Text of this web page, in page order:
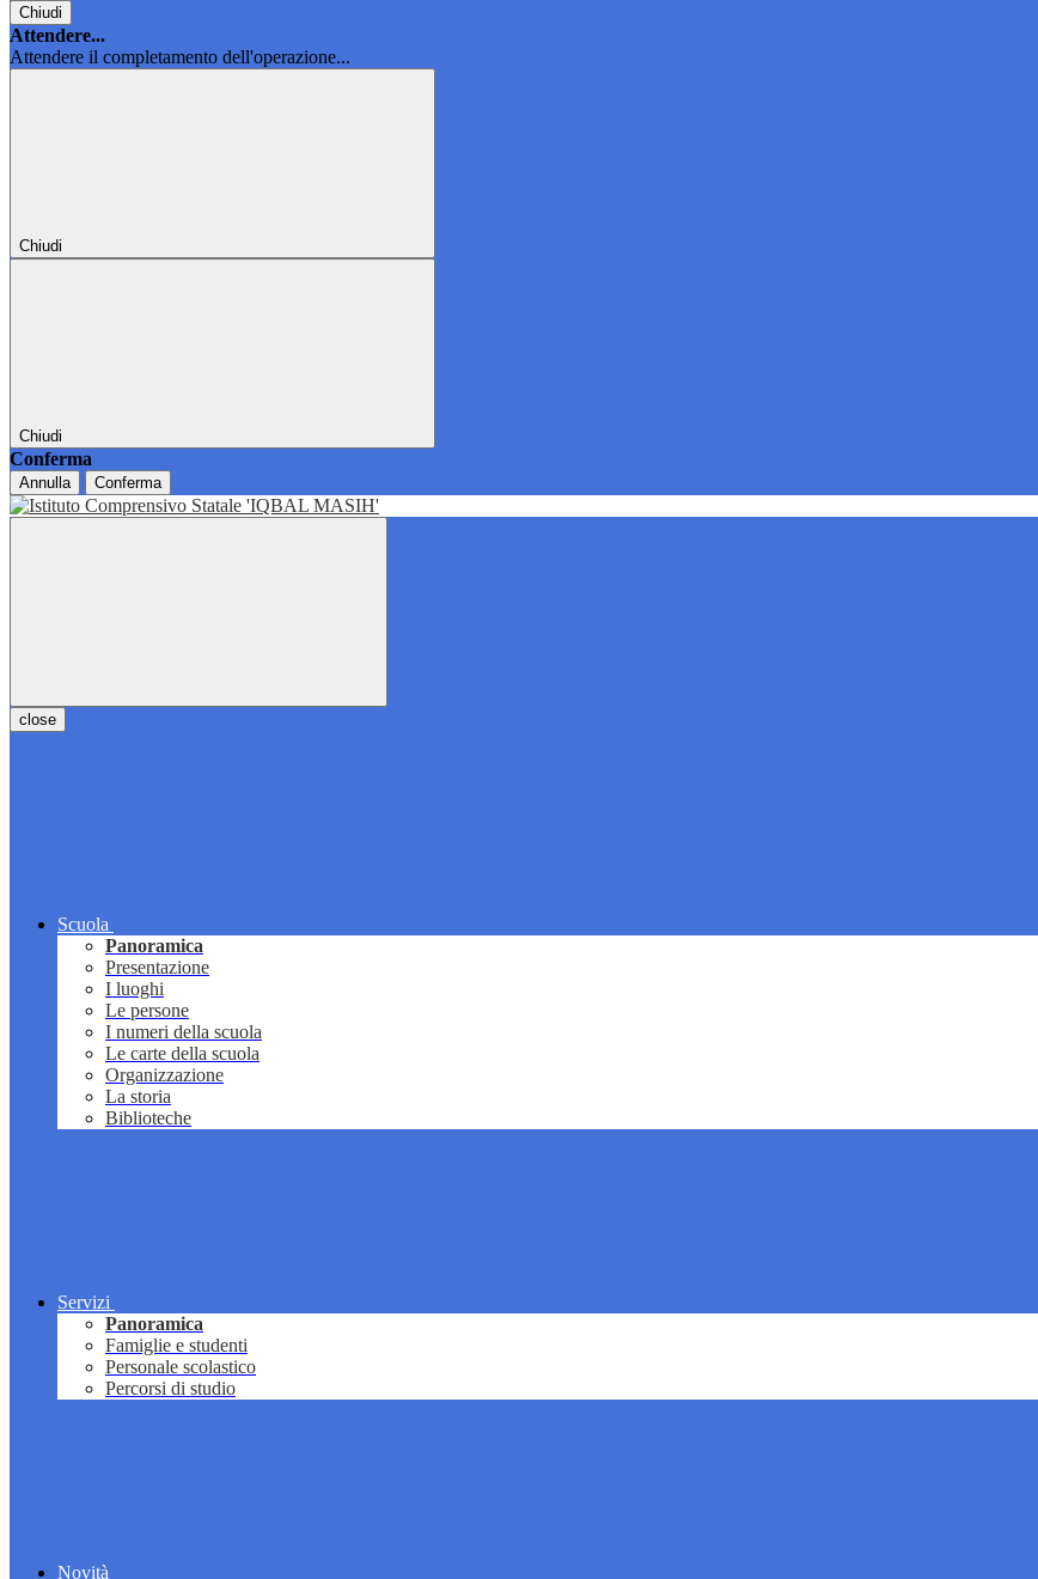
Chiudi
Attendere...
Attendere il completamento dell'operazione...
Chiudi
Chiudi
Conferma
Annulla Conferma
close
Scuola
Panoramica
Presentazione
I luoghi
Le persone
I numeri della scuola
Le carte della scuola
Organizzazione
La storia
Biblioteche
Servizi
Panoramica
Famiglie e studenti
Personale scolastico
Percorsi di studio
Novità